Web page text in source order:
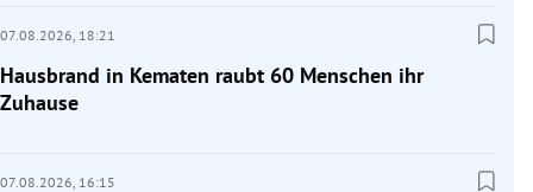
07.08.2026, 18:21
Hausbrand in Kematen raubt 60 Menschen ihr
Zuhause
07.08.2026, 16:15